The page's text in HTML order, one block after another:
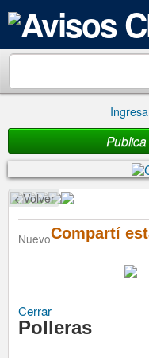
< Volver
NuevoCompartí
Cerrar
Polleras